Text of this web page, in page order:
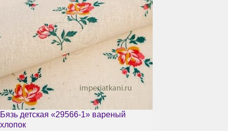
Бязь детская «29566-1» вареный
хлопок